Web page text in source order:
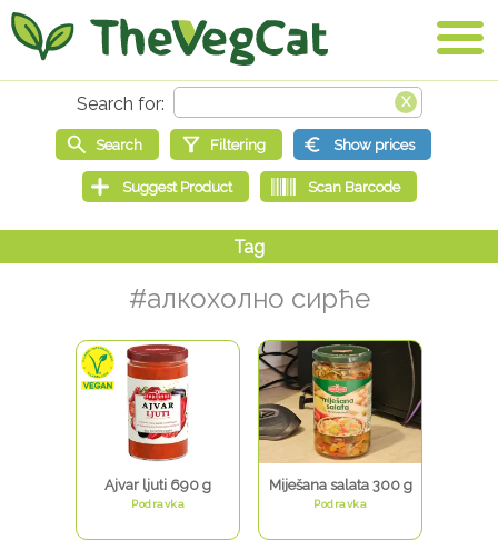
#алкохолно сирће
Ajvar ljuti 690 g
Podravka
Miješana salata 300 g
Podravka